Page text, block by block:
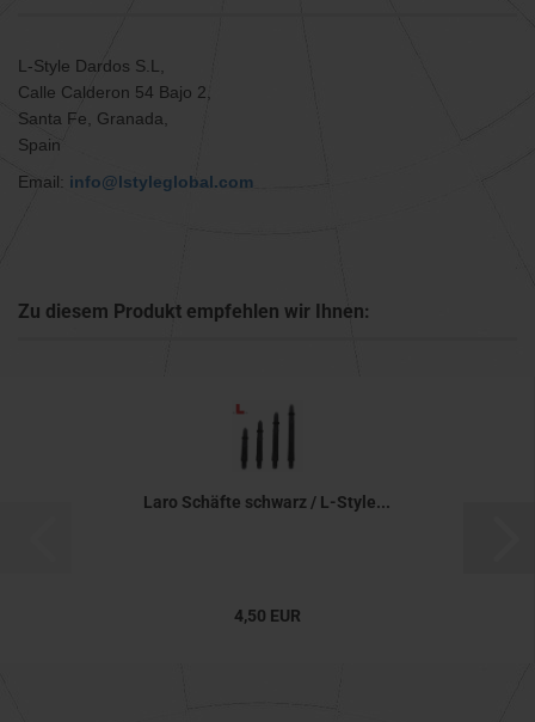
L-Style Dardos S.L,
Calle Calderon 54 Bajo 2,
Santa Fe, Granada,
Spain
Email: info@lstyleglobal.com
Zu diesem Produkt empfehlen wir Ihnen:
Laro Schäfte schwarz / L-Style...
4,50 EUR